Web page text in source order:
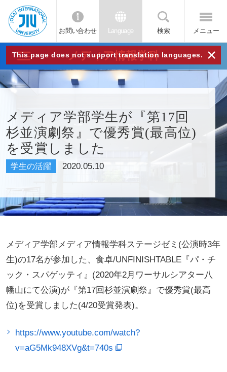
JIU
城西
国際
大学
お問い合わせ Language 検索 メニュー
This page does not support translation languages. ×
メディア情報学科
メディア学部学生が『第17回
杉並演劇祭』で優秀賞(最高位)
を受賞しました
学生の活躍 2020.05.10
メディア学部メディア情報学科ステージゼミ(公演時3年
生)の17名が参加した、食卓/UNFINISHTABLE『パ・チ
ック・スパゲッティ』(2020年2月ワーサルシアター八
幡山にて公演)が『第17回杉並演劇祭』で優秀賞(最高
位)を受賞しました(4/20受賞発表)。
https://www.youtube.com/watch?
v=aG5Mk948XVg&t=740s